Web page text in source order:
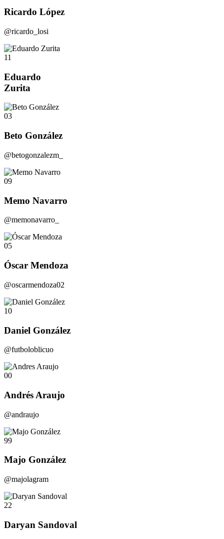
Ricardo López
@ricardo_losi
11
Eduardo
Zurita
03
Beto González
@betogonzalezm_
09
Memo Navarro
@memonavarro_
05
Óscar Mendoza
@oscarmendoza02
10
Daniel González
@futboloblicuo
00
Andrés Araujo
@andraujo
99
Majo González
@majolagram
22
Daryan Sandoval